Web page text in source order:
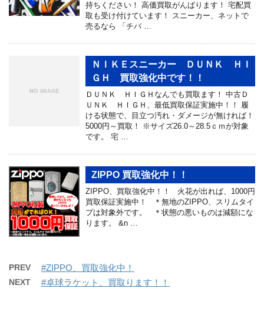
持ちください！ 高価買取がんばります！ 宅配買
取も受け付けています！ スニーカー、ネットで
売るなら 「チバ …
ＮＩＫＥスニーカー ＤＵＮＫ ＨＩ
ＧＨ 買取強化中です！！
ＤＵＮＫ ＨＩＧＨなんでも買取ます！ 中古Ｄ
ＵＮＫ ＨＩＧＨ、最低買取保証実施中！！ 履
ける状態で、目立つ汚れ・ダメージが無ければ！
5000円～買取！ ※サイズ26.0～28.5ｃｍが対象
です。 宅 …
ZIPPO 買取強化中！！
ZIPPO、買取強化中！！ 火花が出れば、1000円
買取保証実施中！ ＊無地のZIPPO、スリムタイ
プは対象外です。 ＊状態の悪いものは減額にな
ります。 &n …
PREV #ZIPPO、買取強化中！
NEXT #卓球ラケット、買取ります！！